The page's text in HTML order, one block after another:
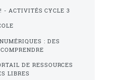
- ACTIVITÉS CYCLE 3
: DES
DE RESSOURCES
LIBRES